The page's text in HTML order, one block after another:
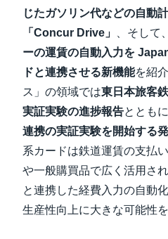
じたガソリン代などの自動
「Concur Drive」
、そして
ーの運賃の自動入力を
ドと連携させる新機能を紹
ス」の領域では東日本旅客
実証実験の進捗報告とともに
連携の実証実験を開始する
系カードは鉄道運賃の支払
や一般購買品で広く活用さ
と連携した経費入力の自動
生産性向上に大きな可能性を